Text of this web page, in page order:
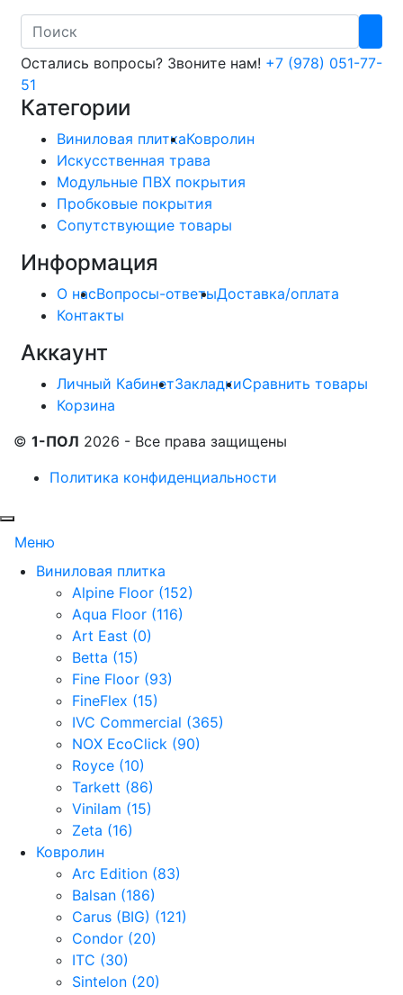
Search
Остались вопросы? Звоните нам! +7 (978) 051-77-
51
Категории
Виниловая плиткаКовролин
Искусственная трава
Модульные ПВХ покрытия
Пробковые покрытия
Сопутствующие товары
Информация
О насВопросы-ответыДоставка/оплата
Контакты
Аккаунт
Личный КабинетЗакладкиСравнить товары
Корзина
© 1-ПОЛ 2026 - Все права защищены
Политика конфиденциальности
Меню
Виниловая плитка
Alpine Floor (152)
Aqua Floor (116)
Art East (0)
Betta (15)
Fine Floor (93)
FineFlex (15)
IVC Commercial (365)
NOX EcoClick (90)
Royce (10)
Tarkett (86)
Vinilam (15)
Zeta (16)
Ковролин
Arc Edition (83)
Balsan (186)
Carus (BIG) (121)
Condor (20)
ITC (30)
Sintelon (20)